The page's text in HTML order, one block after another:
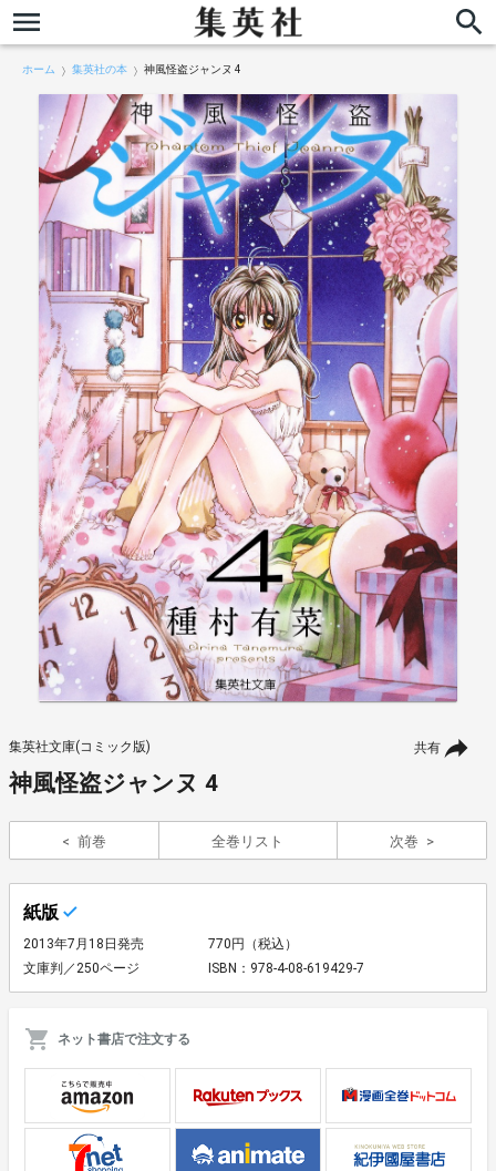
ホーム 集英社の本 神風怪盗ジャンヌ 4
共有
集英社文庫(コミック版)
神風怪盗ジャンヌ 4
前巻 全巻リスト 次巻
紙版
2013年7月18日発売
770円（税込）
文庫判／250ページ
ISBN：978-4-08-619429-7
ネット書店で注文する